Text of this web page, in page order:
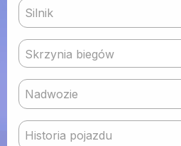
Silnik
Skrzynia biegów
Nadwozie
Historia pojazdu